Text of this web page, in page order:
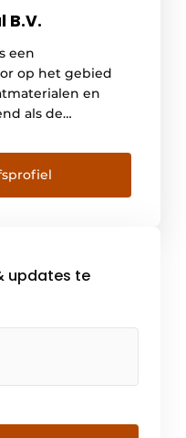
B.V.
een
op het gebied
en
als de
voor
solutions. Sinds
Trespa nauw
van Trespa ligt
updates te